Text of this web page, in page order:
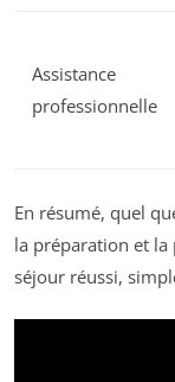
Assistance
professionnelle
En résumé, quel
la préparation et la
séjour réussi,